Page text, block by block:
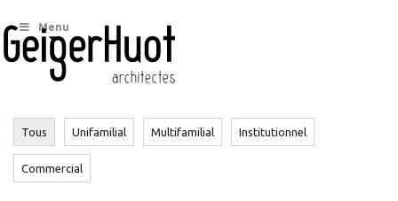
Menu
Tous Unifamilial Multifamilial Institutionnel
Commercial